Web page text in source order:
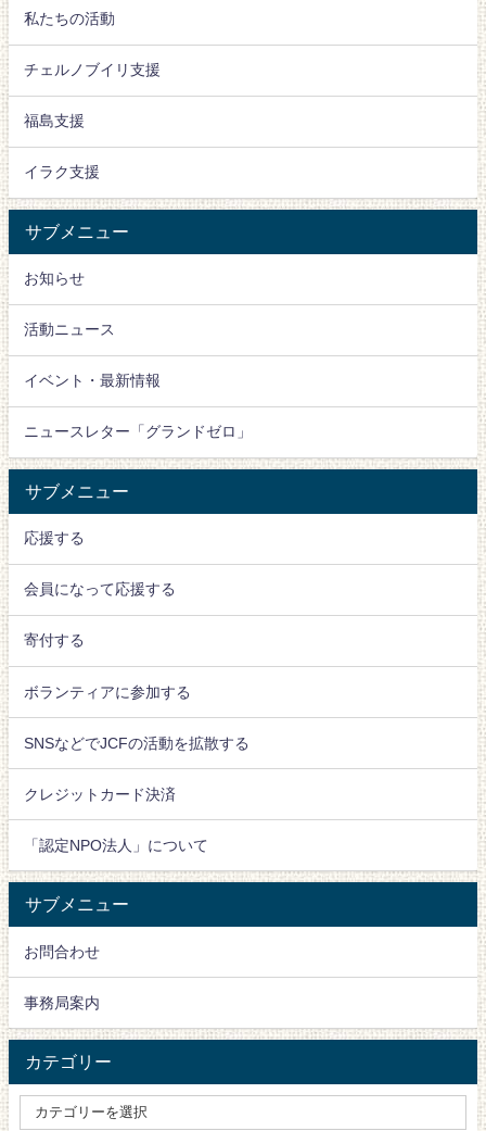
私たちの活動
チェルノブイリ支援
福島支援
イラク支援
サブメニュー
お知らせ
活動ニュース
イベント・最新情報
ニュースレター「グランドゼロ」
サブメニュー
応援する
会員になって応援する
寄付する
ボランティアに参加する
SNSなどでJCFの活動を拡散する
クレジットカード決済
「認定NPO法人」について
サブメニュー
お問合わせ
事務局案内
カテゴリー